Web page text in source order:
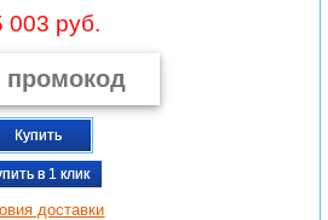
003 руб.
Купить
в 1 клик
доставки